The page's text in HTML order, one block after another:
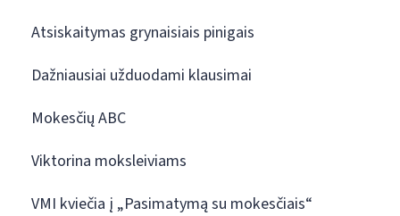
Atsiskaitymas grynaisiais pinigais
Dažniausiai užduodami klausimai
Mokesčių ABC
Viktorina moksleiviams
VMI kviečia į „Pasimatymą su mokesčiais“